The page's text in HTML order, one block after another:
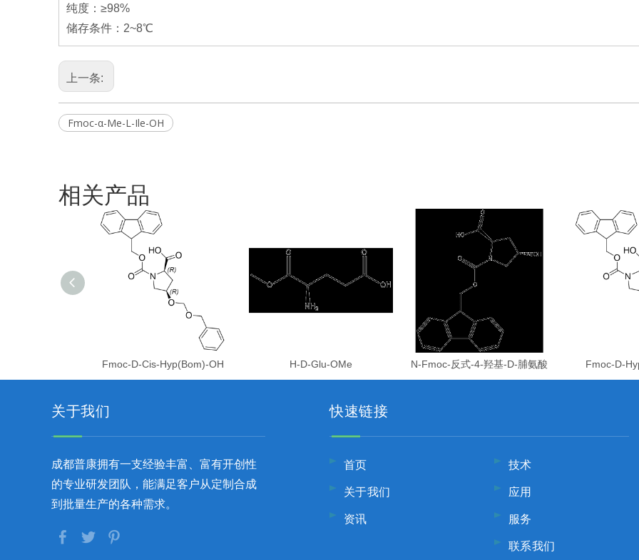
纯度：≥98%
储存条件：2~8℃
上一条:
Fmoc-α-Me-L-Ile-OH
相关产品
Fmoc-D-Cis-Hyp(Bom)-OH H-D-Glu-OMe N-Fmoc-反式-4-羟基-D-脯氨酸 Fmoc-D-
关于我们
成都普康拥有一支经验丰富、富有开创性
的专业研发团队，能满足客户从定制合成
到批量生产的各种需求。
快速链接
首页
关于我们
资讯
技术
应用
服务
联系我们